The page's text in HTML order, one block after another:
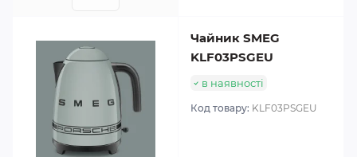
Чайник SMEG
KLF03PSGEU
в наявності
Код товару: KLF03PSGEU